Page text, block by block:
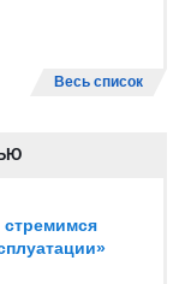
Весь список